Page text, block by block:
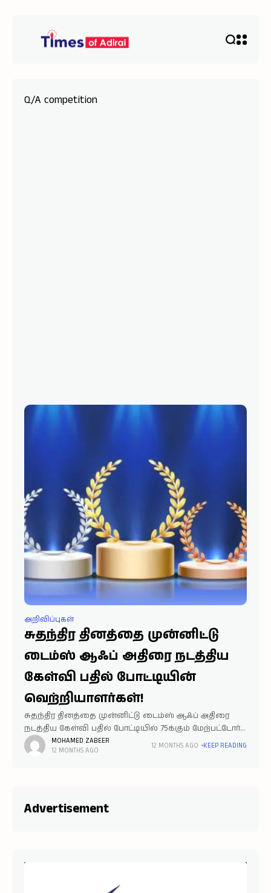
Q/A competition
அறிவிப்புகள்
சுதந்திர தினத்தை முன்னிட்டு
டைம்ஸ் ஆஃப் அதிரை நடத்திய
கேள்வி பதில் போட்டியின்
வெற்றியாளர்கள்!
சுதந்திர தினத்தை முன்னிட்டு டைம்ஸ் ஆஃப் அதிரை
நடத்திய கேள்வி பதில் போட்டியில் 75க்கும் மேற்பட்டோர்
பங்குபெற்று தங்களின் பதில்களை அளித்தனர்.
இப்போட்டியின் வெற்றியாளர்கள்! முதலிடம் - ஜுனைதா
MOHAMED ZABEER
12 MONTHS AGO
12 MONTHS AGO KEEP READING
Advertisement